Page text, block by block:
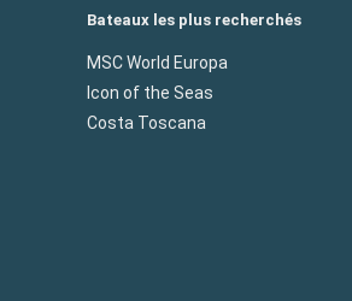
Bateaux les plus recherchés
MSC World Europa
Icon of the Seas
Costa Toscana